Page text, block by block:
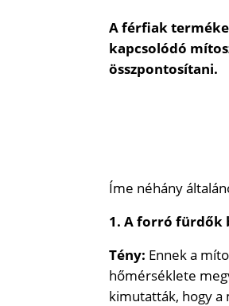
A férfiak
kapcsolódó
összpontosítani.
Íme néhány
1. A forró fürdők
Tény: Ennek a
hőmérséklete
kimutatták, hogy a